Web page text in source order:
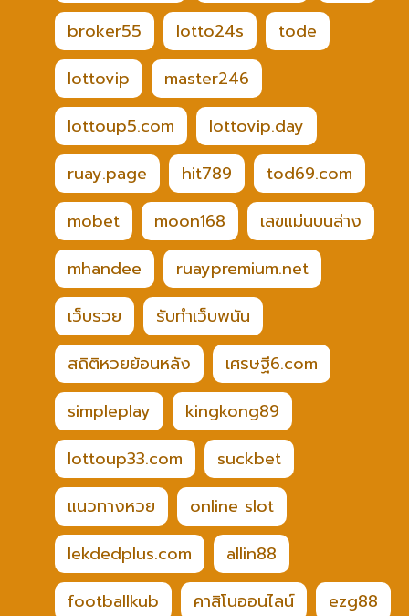
broker55
lotto24s
tode
lottovip
master246
lottoup5.com
lottovip.day
ruay.page
hit789
tod69.com
mobet
moon168
เลขแม่นบนล่าง
mhandee
ruaypremium.net
เว็บรวย
รับทำเว็บพนัน
สถิติหวยย้อนหลัง
เศรษฐี6.com
simpleplay
kingkong89
lottoup33.com
suckbet
แนวทางหวย
online slot
lekdedplus.com
allin88
footballkub
คาสิโนออนไลน์
ezg88